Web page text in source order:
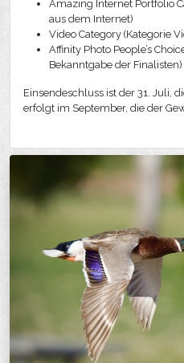
Amazing Internet Portfolio
aus dem Internet)
Video Category (Kategorie
Affinity Photo People’s
Bekanntgabe der Finalisten)
Einsendeschluss ist der 31. Juli,
erfolgt im September, die der